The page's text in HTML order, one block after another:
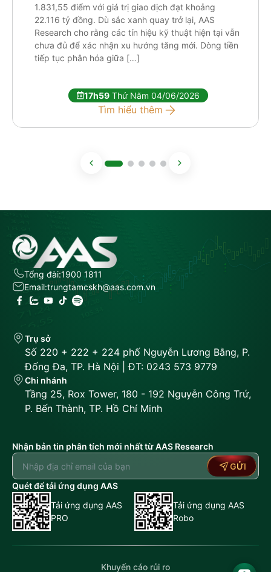
1.831,55 điểm với giá trị giao dịch đạt khoảng
22.116 tỷ đồng. Dù sắc xanh quay trở lại, AAS
Research cho rằng các tín hiệu kỹ thuật hiện tại vẫn
chưa đủ để xác nhận xu hướng tăng mới. Dòng tiền
tiếp tục phân hóa giữa […]
17h59Thứ Năm 04/06/2026
Tìm hiểu thêm
Tổng đài:1900 1811
Email:trungtamcskh@aas.com.vn
Trụ sở
Số 220 + 222 + 224 phố Nguyễn Lương Bằng, P.
Đống Đa, TP. Hà Nội | ĐT: 0243 573 9779
Chi nhánh
Tầng 25, Rox Tower, 180 - 192 Nguyễn Công Trứ,
P. Bến Thành, TP. Hồ Chí Minh
Nhận bản tin phân tích mới nhất từ AAS Research
GỬI
Quét để tải ứng dụng AAS
Tải ứng dụng AAS
PRO
Tải ứng dụng AAS
Robo
Khuyến cáo rủi ro